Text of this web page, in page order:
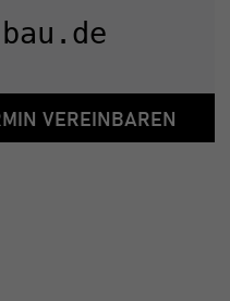
VEREINBAREN